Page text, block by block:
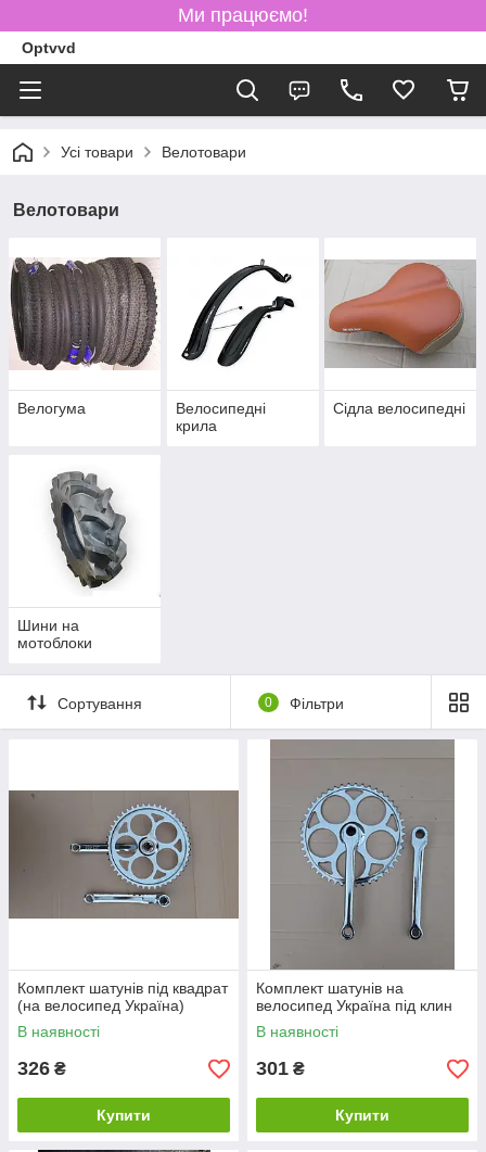
Ми працюємо!
Optvvd
Усі товари Велотовари
Велотовари
Велогума
Велосипедні
крила
Сідла велосипедні
Шини на
мотоблоки
Сортування 0 Фільтри
Комплект шатунів під квадрат
(на велосипед Україна)
В наявності
326 ₴
Купити
Комплект шатунів на
велосипед Україна під клин
В наявності
301 ₴
Купити